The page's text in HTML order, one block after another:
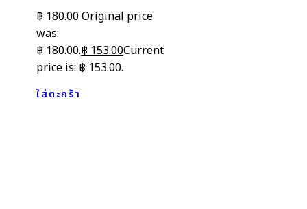
฿180.00Original price
was:
฿ 180.00.฿ 153.00Current
price is: ฿ 153.00.
ใส่ตะกร้า